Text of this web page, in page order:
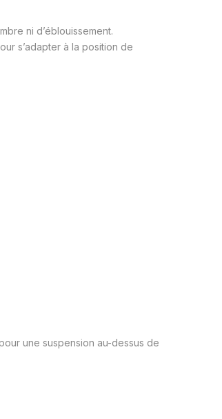
ni d’éblouissement.
s’adapter à la position de
une suspension au-dessus de